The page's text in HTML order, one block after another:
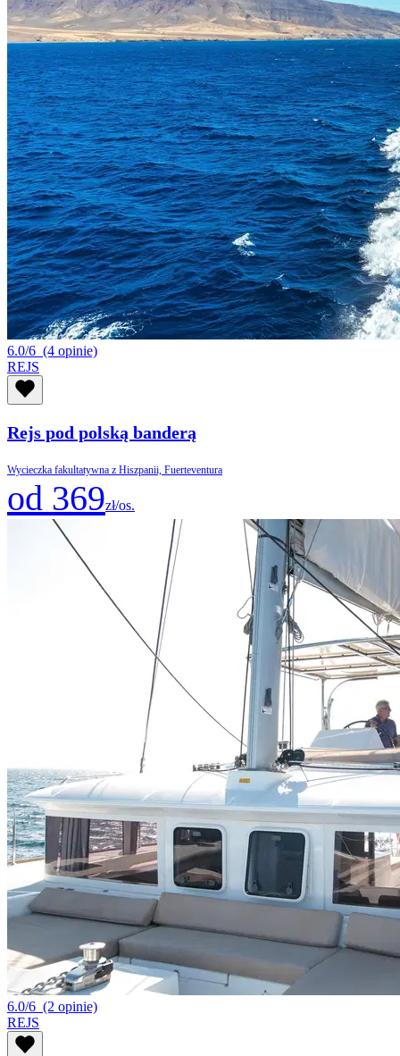
6.0/6 (4 opinie)
REJS
Rejs pod polską banderą
Wycieczka fakultatywna z Hiszpanii, Fuerteventura
od 369zł/os.
6.0/6 (2 opinie)
REJS